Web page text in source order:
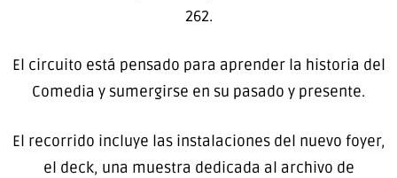
262.
El circuito está pensado para aprender la historia del
Comedia y sumergirse en su pasado y presente.
El recorrido incluye las instalaciones del nuevo foyer,
el deck, una muestra dedicada al archivo de